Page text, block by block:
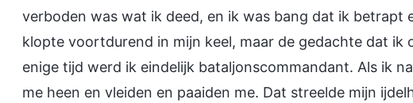
verboden was wat ik deed, en ik was bang dat ik betrapt
klopte voortdurend in mijn keel, maar de gedachte dat ik
enige tijd werd ik eindelijk bataljonscommandant. Als ik
me heen en vleiden en paaiden me. Dat streelde mijn